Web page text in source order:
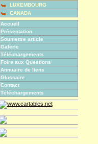
LUXEMBOURG
CANADA
Accueil
Présentation
Soumettre article
Galerie
Téléchargements
Foire aux Questions
Annuaire de liens
Glossaire
Contact
Téléchargements